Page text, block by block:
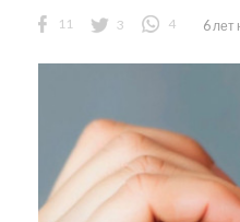
11 3 4 6 лет